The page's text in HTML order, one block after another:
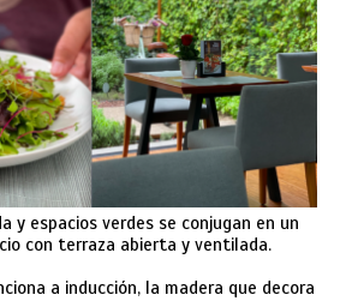
y espacios verdes se conjugan en un
con terraza abierta y ventilada.
a inducción, la madera que decora